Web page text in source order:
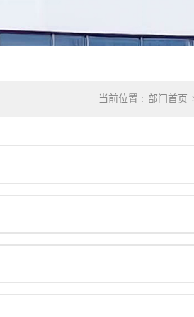
当前位置 : 部门首页